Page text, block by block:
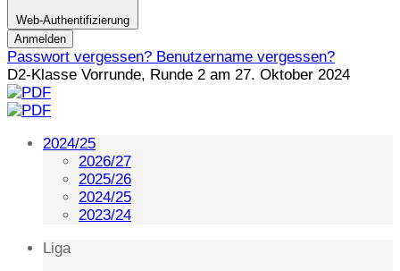
Web-Authentifizierung
Anmelden
Passwort vergessen? Benutzername vergessen?
D2-Klasse Vorrunde, Runde 2 am 27. Oktober 2024
2024/25
2026/27
2025/26
2024/25
2023/24
Liga